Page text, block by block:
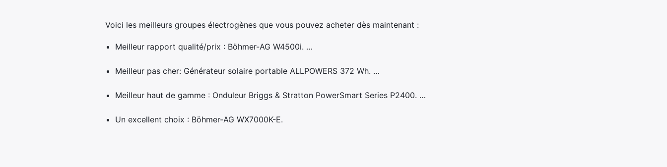
Voici les meilleurs groupes électrogènes que vous pouvez acheter dès maintenant :
Meilleur rapport qualité/prix : Böhmer-AG W4500i. …
Meilleur pas cher: Générateur solaire portable ALLPOWERS 372 Wh. …
Meilleur haut de gamme : Onduleur Briggs & Stratton PowerSmart Series P2400. …
Un excellent choix : Böhmer-AG WX7000K-E.